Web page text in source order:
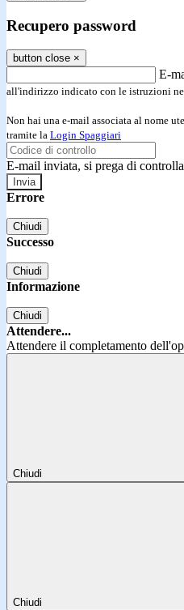
Recupero password
button close ×
E-
all'indirizzo indicato con le istruzioni
Non hai una e-mail associata al nome
tramite la Login Spaggiari
E-mail inviata, si prega di
Errore
Chiudi
Successo
Chiudi
Informazione
Chiudi
Attendere...
Attendere il completamento
Chiudi
Chiudi